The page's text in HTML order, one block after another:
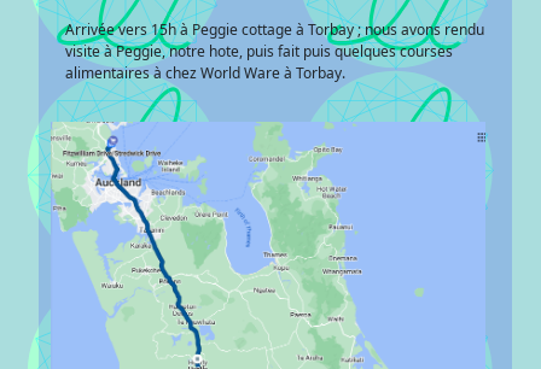
Arrivée vers 15h à Peggie cottage à Torbay ; nous avons rendu
visite à Peggie, notre hote, puis fait puis quelques courses
alimentaires à chez World Ware à Torbay.